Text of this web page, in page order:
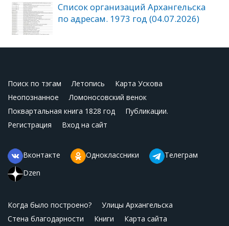
Список организаций Архангельска
по адресам. 1973 год (04.07.2026)
Поиск по тэгам Летопись
Карта Ускова
Неопознанное
Ломоносовский венок
Поквартальная книга 1828 год
Публикации.
Регистрация
Вход на сайт
Вконтакте Одноклассники
Телеграм
Dzen
Когда было построено?
Улицы Архангельска
Стена благодарности
Книги Карта сайта